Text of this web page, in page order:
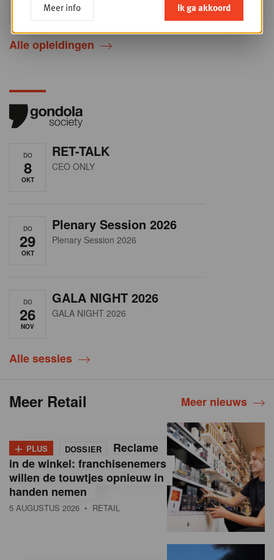
Sales & Nego summit 2026
Alle opleidingen
DO
8
OKT
RET-TALK
CEO ONLY
DO
29
OKT
Plenary Session 2026
Plenary Session 2026
DO
26
NOV
GALA NIGHT 2026
GALA NIGHT 2026
Alle sessies
Meer Retail Meer nieuws
+ PLUS DOSSIER
Reclame
in de winkel: franchisenemers
willen de touwtjes opnieuw in
handen nemen
5 AUGUSTUS 2026 • RETAIL
Meer info Ik ga akkoord